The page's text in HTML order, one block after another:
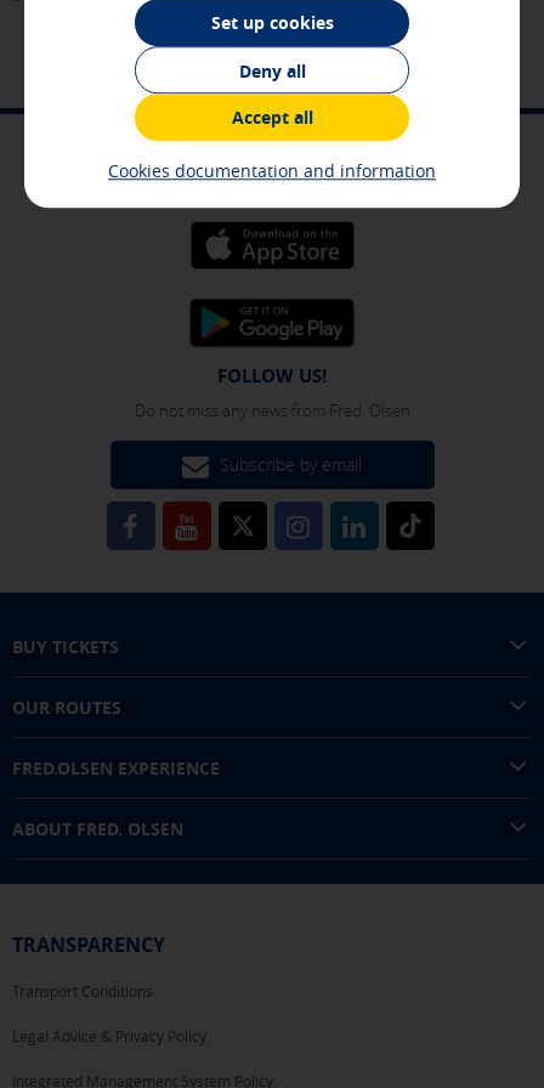
FOLLOW US!
Do not miss any news from Fred. Olsen
Subscribe by email
BUY TICKETS
OUR ROUTES
FRED.OLSEN EXPERIENCE
ABOUT FRED. OLSEN
TRANSPARENCY
Transport Conditions
Legal Advice & Privacy Policy.
Integrated Management System Policy
Accept all
Deny all
Set up cookies
Cookies documentation and information
They store service configurations so you do not have to
reconfigure them every time you visit us. All the
information they collect is aggregated and, therefore, is
anonymous.
[See cookies details]
Advertising and social media cookies
are used to show you relevant advertising related to your
interests in other sites where you browse. They do not
store personal information but are based on the unique
Click here to disable optional cookies
You can reconfigure your cookies from the "Cookies policy" section at
the bottom of the page. You can also check ourcookie policy